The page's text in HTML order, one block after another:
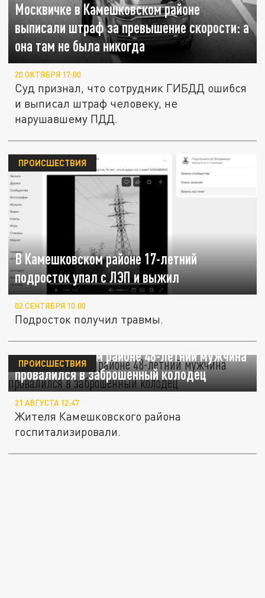
Москвичке в Камешковском районе
выписали штраф за превышение скорости: а
она там не была никогда
20 ОКТЯБРЯ 17:00
Суд признал, что сотрудник ГИБДД ошибся
и выписал штраф человеку, не
нарушавшему ПДД.
В Камешковском районе 17-летний
подросток упал с ЛЭП и выжил
ПРОИСШЕСТВИЯ
02 СЕНТЯБРЯ 10:00
Подросток получил травмы.
В Камешковском районе 48-летний мужчина
провалился в заброшенный колодец
ПРОИСШЕСТВИЯ
21 АВГУСТА 12:47
Жителя Камешковского района
госпитализировали.